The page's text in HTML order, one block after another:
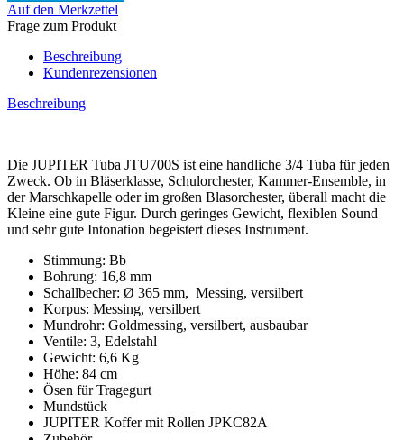
Auf den Merkzettel
Frage zum Produkt
Beschreibung
Kundenrezensionen
Beschreibung
Die JUPITER Tuba JTU700S ist eine handliche 3/4 Tuba für jeden
Zweck. Ob in Bläserklasse, Schulorchester, Kammer-Ensemble, in
der Marschkapelle oder im großen Blasorchester, überall macht die
Kleine eine gute Figur. Durch geringes Gewicht, flexiblen Sound
und sehr gute Intonation begeistert dieses Instrument.
Stimmung: Bb
Bohrung: 16,8 mm
Schallbecher: Ø 365 mm, Messing, versilbert
Korpus: Messing, versilbert
Mundrohr: Goldmessing, versilbert, ausbaubar
Ventile: 3, Edelstahl
Gewicht: 6,6 Kg
Höhe: 84 cm
Ösen für Tragegurt
Mundstück
JUPITER Koffer mit Rollen JPKC82A